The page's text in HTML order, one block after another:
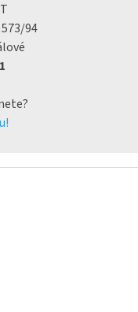
94